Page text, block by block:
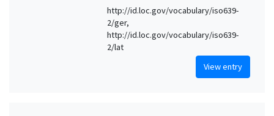
http://id.loc.gov/vocabulary/iso639-
2/ger,
http://id.loc.gov/vocabulary/iso639-
2/lat
View entry